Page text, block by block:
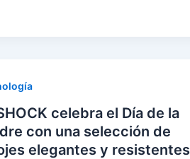
celebra el Día de la
con una selección de
elegantes y resistentes